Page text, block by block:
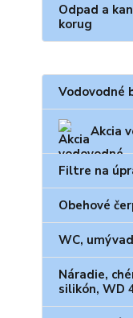
Odpad a
korug
Vodovodné
Akcia
Filtre na
Obehové
WC,
Náradie,
silikón, WD